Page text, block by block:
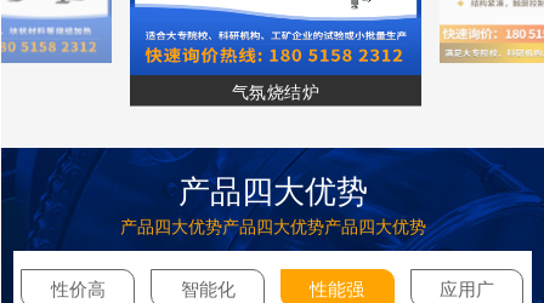
气氛烧结炉
产品四大优势
产品四大优势产品四大优势产品四大优势
性价高 智能化 性能强 应用广